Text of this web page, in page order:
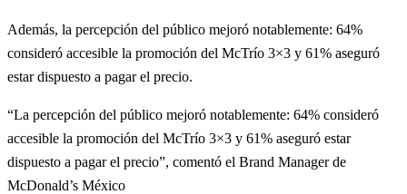
Además, la percepción del público mejoró notablemente: 64%
consideró accesible la promoción del McTrío 3×3 y 61% aseguró
estar dispuesto a pagar el precio.
“La percepción del público mejoró notablemente: 64% consideró
accesible la promoción del McTrío 3×3 y 61% aseguró estar
dispuesto a pagar el precio”, comentó el Brand Manager de
McDonald’s México